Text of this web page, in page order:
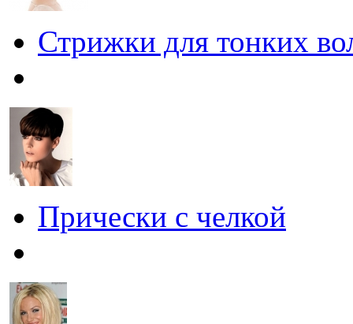
Стрижки для тонких
Прически с челкой